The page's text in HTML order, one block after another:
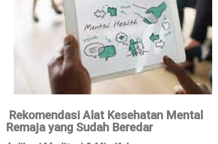
Rekomendasi Alat Kesehatan Mental
Remaja yang Sudah Beredar